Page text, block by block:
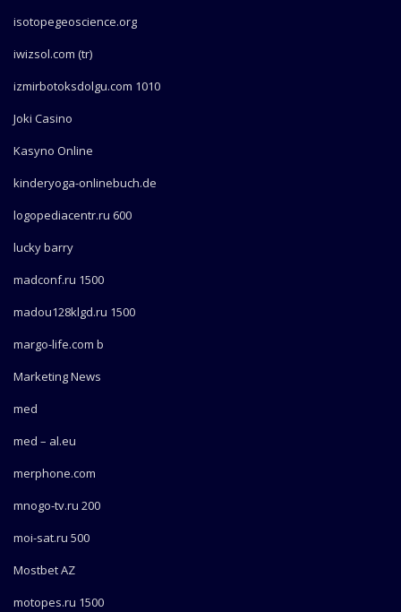
isotopegeoscience.org
iwizsol.com (tr)
izmirbotoksdolgu.com 1010
Joki Casino
Kasyno Online
kinderyoga-onlinebuch.de
logopediacentr.ru 600
lucky barry
madconf.ru 1500
madou128klgd.ru 1500
margo-life.com b
Marketing News
med
med – al.eu
merphone.com
mnogo-tv.ru 200
moi-sat.ru 500
Mostbet AZ
motopes.ru 1500